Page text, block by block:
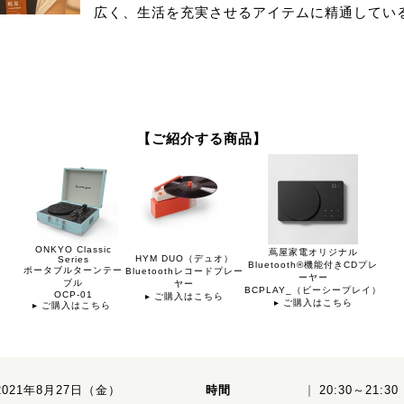
広く、生活を充実させるアイテムに精通してい
【ご紹介する商品】
ONKYO Classic
Series
ポータブルターンテー
ブル
OCP-01
▸ ご購入はこちら
HYM DUO（デュオ）
Bluetoothレコードプレー
ヤー
▸ ご購入はこちら
蔦屋家電オリジナル
Bluetooth®機能付きCDプレ
ーヤー
BCPLAY_（ビーシープレイ）
▸ ご購入はこちら
年8月27日（金） 時間 20:30～21:30